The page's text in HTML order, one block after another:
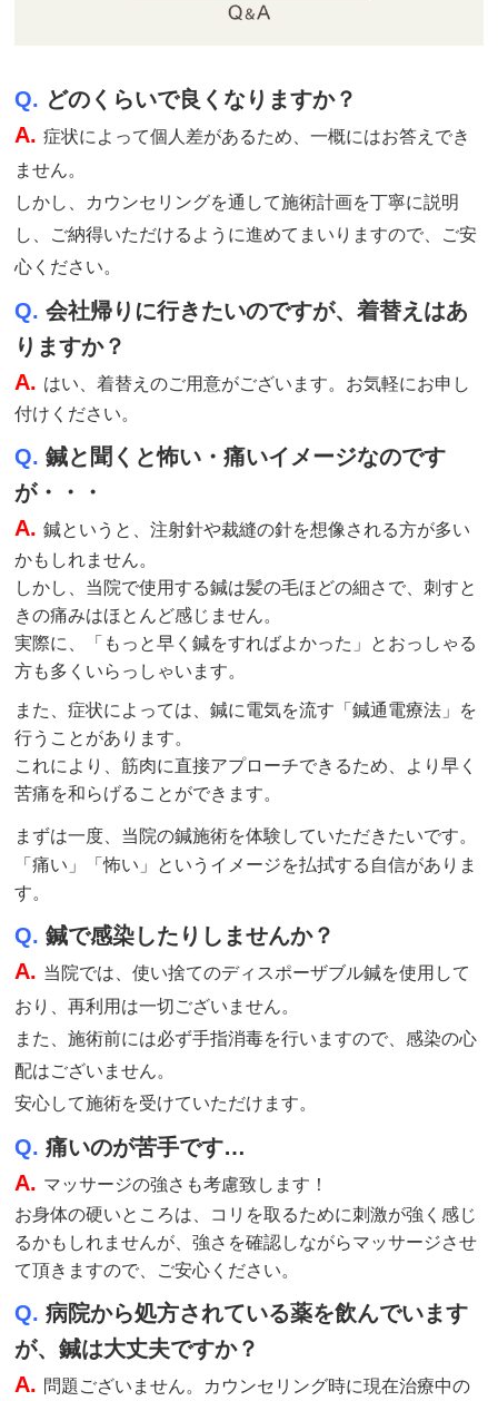
Q. どのくらいで良くなりますか？
A.症状によって個人差があるため、一概にはお答えでき
ません。
しかし、カウンセリングを通して施術計画を丁寧に説明
し、ご納得いただけるように進めてまいりますので、ご安
心ください。
Q.会社帰りに行きたいのですが、着替えはあ
りますか？
A. はい、着替えのご用意がございます。お気軽にお申し
付けください。
Q.鍼と聞くと怖い・痛いイメージなのです
が・・・
A.鍼というと、注射針や裁縫の針を想像される方が多い
かもしれません。
しかし、当院で使用する鍼は髪の毛ほどの細さで、刺すと
きの痛みはほとんど感じません。
実際に、「もっと早く鍼をすればよかった」とおっしゃる
方も多くいらっしゃいます。
また、症状によっては、鍼に電気を流す「鍼通電療法」を
行うことがあります。
これにより、筋肉に直接アプローチできるため、より早く
苦痛を和らげることができます。
まずは一度、当院の鍼施術を体験していただきたいです。
「痛い」「怖い」というイメージを払拭する自信がありま
す。
Q.鍼で感染したりしませんか？
A. 当院では、使い捨てのディスポーザブル鍼を使用して
おり、再利用は一切ございません。
また、施術前には必ず手指消毒を行いますので、感染の心
配はございません。
安心して施術を受けていただけます。
Q.痛いのが苦手です…
A. マッサージの強さも考慮致します！
お身体の硬いところは、コリを取るために刺激が強く感じ
るかもしれませんが、強さを確認しながらマッサージさせ
て頂きますので、ご安心ください。
Q.病院から処方されている薬を飲んでいます
が、鍼は大丈夫ですか？
A. 問題ございません。カウンセリング時に現在治療中の